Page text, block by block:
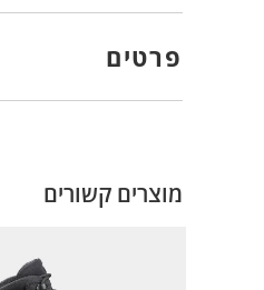
פרטים
מוצרים קשורים